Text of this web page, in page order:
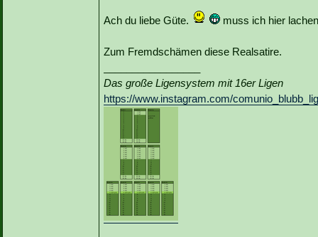
Ach du liebe Güte. muss ich hier
Zum Fremdschämen diese Realsatire.
Das große Ligensystem mit 16er Ligen
https://www.instagram.com/